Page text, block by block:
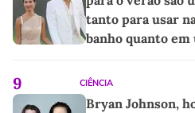
tanto para usar
banho quanto
9 CIÊNCIA
Bryan Johnson,